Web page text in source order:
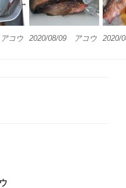
コウ 2020/08/09 アコウ 2020/